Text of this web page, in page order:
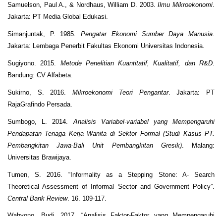
Samuelson, Paul A., & Nordhaus, William D. 2003.Ilmu Mikroekonomi
Jakarta: PT Media Global Edukasi.
Simanjuntak, P. 1985.Pengatar Ekonomi Sumber Daya Manusia
Jakarta: Lembaga Penerbit Fakultas Ekonomi Universitas Indonesia.
Sugiyono. 2015. Metode Penelitian Kuantitatif, Kualitatif, dan R&D
Bandung: CV Alfabeta.
Sukirno, S. 2016.Mikroekonomi Teori Pengantar. Jakarta: PT
RajaGrafindo Persada.
Sumbogo, L. 2014. Analisis Variabel-variabel yang Mempengaruhi
Pendapatan Tenaga Kerja Wanita di Sektor Formal (Studi Kasus PT.
Pembangkitan Jawa-Bali Unit Pembangkitan Gresik). Malang:
Universitas Brawijaya.
Tumen, S. 2016. “Informality as a Stepping Stone: A- Search
Theoretical Assessment of Informal Sector and Government Policy”.
Central Bank Review. 16. 109-117.